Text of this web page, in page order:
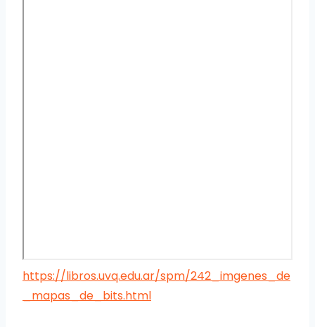
https://libros.uvq.edu.ar/spm/242_imgenes_de
_mapas_de_bits.html